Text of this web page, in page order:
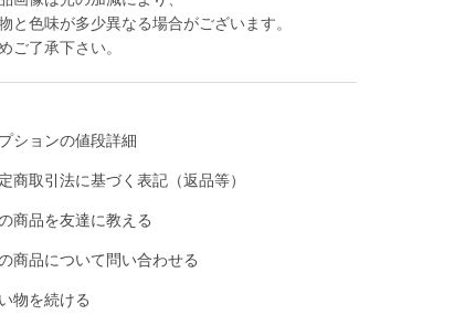
と色味が多少異なる場合がございます。
ご了承下さい。
ションの値段詳細
商取引法に基づく表記（返品等）
商品を友達に教える
商品について問い合わせる
物を続ける